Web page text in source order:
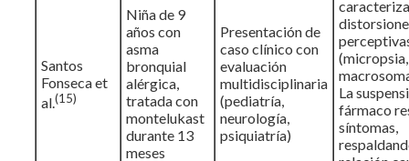
Santos
Fonseca et
al.(15)
Niña de 9
años con
asma
bronquial
alérgica,
tratada con
montelukast
durante 13
meses
Presentación de
caso clínico con
evaluación
multidisciplinaria
(pediatría,
neurología,
psiquiatría)
(micropsia,
La
fármaco
síntomas,